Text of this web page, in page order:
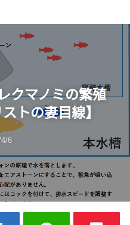
クマノミの繁殖
トの妻目線】
4/6